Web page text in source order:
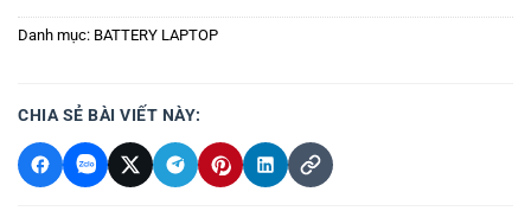
Danh mục: BATTERY LAPTOP
CHIA SẺ BÀI VIẾT NÀY: